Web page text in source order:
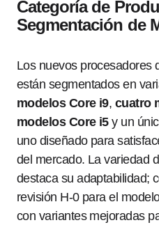
Categoría de
Segmentación de
Los nuevos procesadores
están segmentados en
modelos Core i9, cuatro
modelos Core i5y un
uno diseñado para
del mercado. La variedad
destaca su adaptabilidad;
revisión H-0 para el
con variantes mejoradas